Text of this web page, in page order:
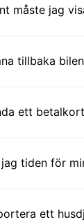
måste jag
tillbaka
ett
tiden för
ett